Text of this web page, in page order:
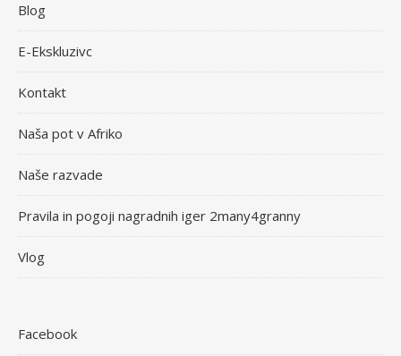
Blog
E-Ekskluzivc
Kontakt
Naša pot v Afriko
Naše razvade
Pravila in pogoji nagradnih iger 2many4granny
Vlog
Facebook